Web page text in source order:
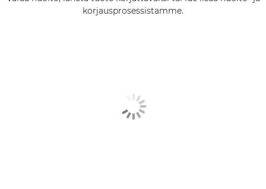
korjausprosessistamme.